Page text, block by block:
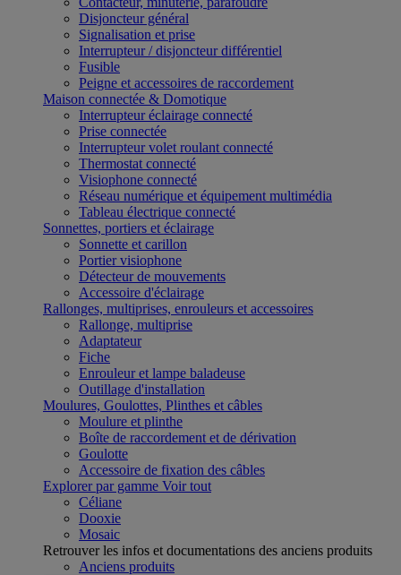
Disjoncteur général
Signalisation et prise
Interrupteur / disjoncteur différentiel
Fusible
Peigne et accessoires de raccordement
Maison connectée & Domotique
Interrupteur éclairage connecté
Prise connectée
Interrupteur volet roulant connecté
Thermostat connecté
Visiophone connecté
Réseau numérique et équipement multimédia
Tableau électrique connecté
Sonnettes, portiers et éclairage
Sonnette et carillon
Portier visiophone
Détecteur de mouvements
Accessoire d'éclairage
Rallonges, multiprises, enrouleurs et accessoires
Rallonge, multiprise
Adaptateur
Fiche
Enrouleur et lampe baladeuse
Outillage d'installation
Moulures, Goulottes, Plinthes et câbles
Moulure et plinthe
Boîte de raccordement et de dérivation
Goulotte
Accessoire de fixation des câbles
Explorer par gamme Voir tout
Céliane
Dooxie
Mosaic
Retrouver les infos et documentations des anciens produits
Anciens produits